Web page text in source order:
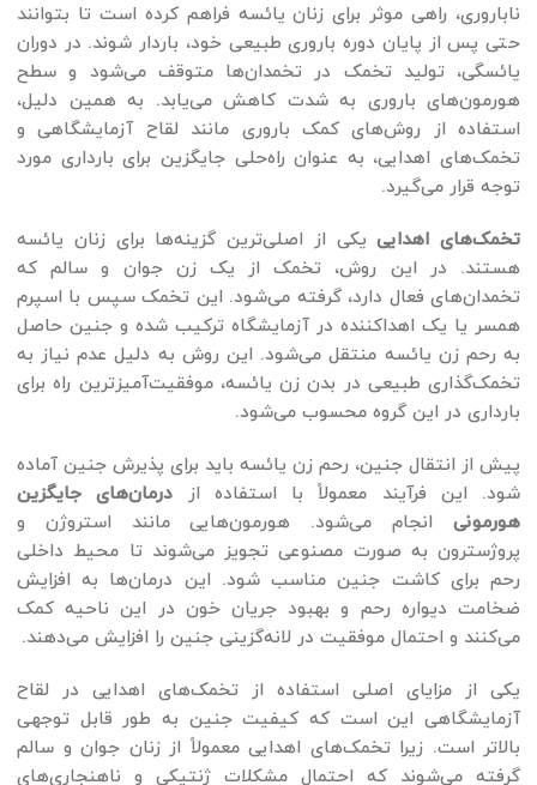
ناباروری، راهی موثر برای زنان یائسه فراهم کرده است تا بتوانند
حتی پس از پایان دوره باروری طبیعی خود، باردار شوند. در دوران
یائسگی، تولید تخمک در تخمدان‌ها متوقف می‌شود و سطح
هورمون‌های باروری به شدت کاهش می‌یابد. به همین دلیل،
استفاده از روش‌های کمک باروری مانند لقاح آزمایشگاهی و
تخمک‌های اهدایی، به عنوان راه‌حلی جایگزین برای بارداری مورد
توجه قرار می‌گیرد.
تخمک‌های اهدایییکی از اصلی‌ترین گزینه‌ها برای زنان یائسه
هستند. در این روش، تخمک از یک زن جوان و سالم که
تخمدان‌های فعال دارد، گرفته می‌شود. این تخمک سپس با اسپرم
همسر یا یک اهداکننده در آزمایشگاه ترکیب شده و جنین حاصل
به رحم زن یائسه منتقل می‌شود. این روش به دلیل عدم نیاز به
تخمک‌گذاری طبیعی در بدن زن یائسه، موفقیت‌آمیزترین راه برای
بارداری در این گروه محسوب می‌شود.
پیش از انتقال جنین، رحم زن یائسه باید برای پذیرش جنین آماده
شود. این فرآیند معمولاً با استفاده از درمان‌های جایگزین
هورمونی انجام می‌شود. هورمون‌هایی مانند استروژن و
پروژسترون به صورت مصنوعی تجویز می‌شوند تا محیط داخلی
رحم برای کاشت جنین مناسب شود. این درمان‌ها به افزایش
ضخامت دیواره رحم و بهبود جریان خون در این ناحیه کمک
می‌کنند و احتمال موفقیت در لانه‌گزینی جنین را افزایش می‌دهند.
یکی از مزایای اصلی استفاده از تخمک‌های اهدایی در لقاح
آزمایشگاهی این است که کیفیت جنین به طور قابل توجهی
بالاتر است. زیرا تخمک‌های اهدایی معمولاً از زنان جوان و سالم
گرفته می‌شوند که احتمال مشکلات ژنتیکی و ناهنجاری‌های